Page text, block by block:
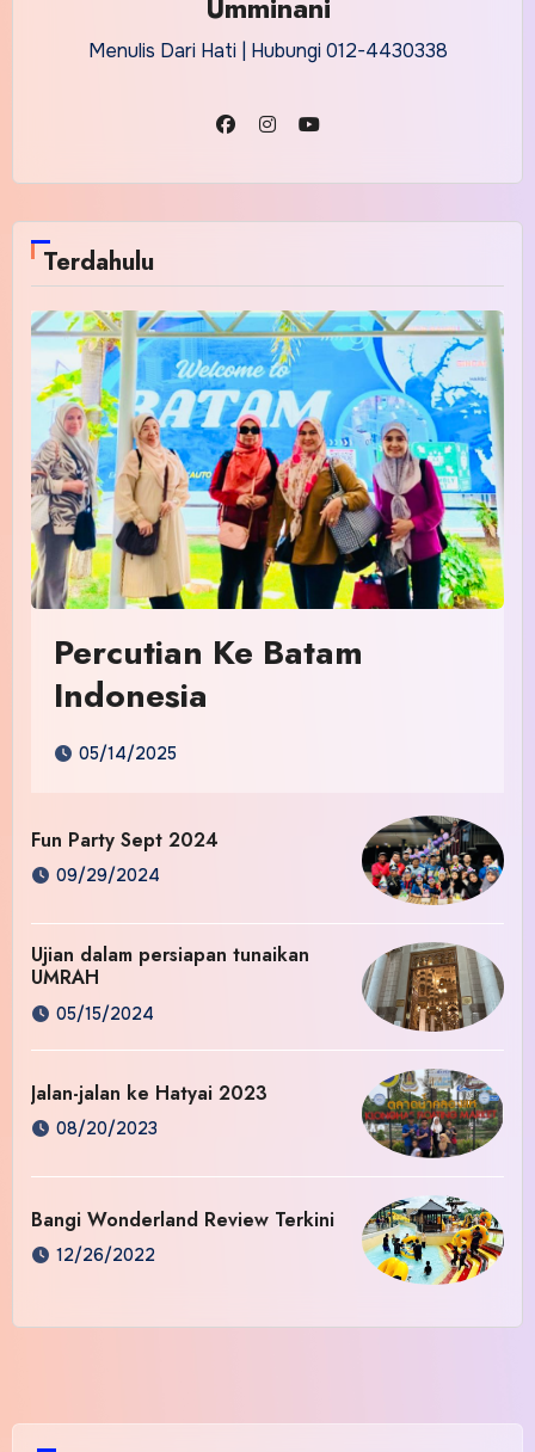
Menulis Dari Hati | Hubungi 012-4430338
Terdahulu
Percutian Ke Batam
Indonesia
05/14/2025
Fun Party Sept 2024
09/29/2024
Ujian dalam persiapan tunaikan
UMRAH
05/15/2024
Jalan-jalan ke Hatyai 2023
08/20/2023
Bangi Wonderland Review Terkini
12/26/2022